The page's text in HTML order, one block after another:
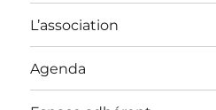
L’association
Agenda